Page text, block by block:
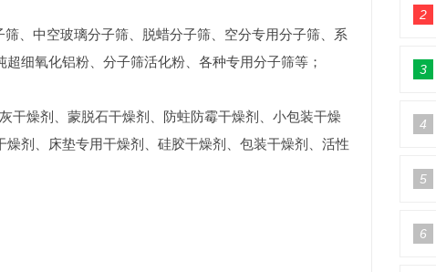
、中空玻璃分子筛、脱蜡分子筛、空分专用分子筛、系
细氧化铝粉、分子筛活化粉、各种专用分子筛等；
干燥剂、蒙脱石干燥剂、防蛀防霉干燥剂、小包装干燥
剂、床垫专用干燥剂、硅胶干燥剂、包装干燥剂、活性
2
3
4
5
6